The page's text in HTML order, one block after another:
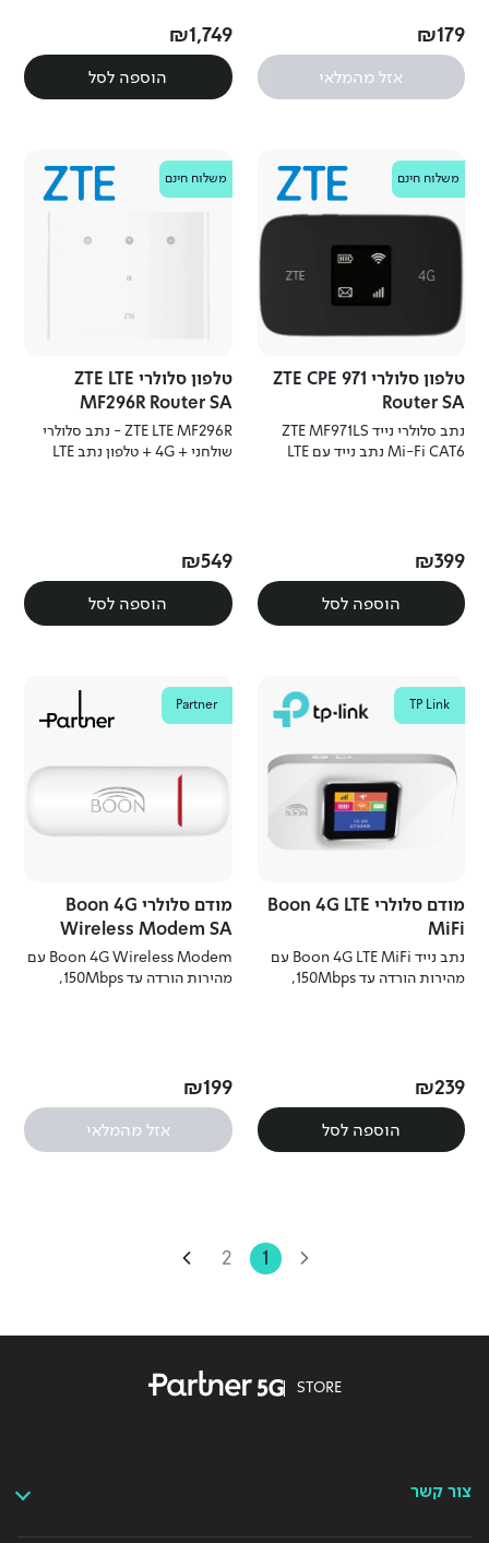
₪179
אזל מהמלאי
₪1 ,749
הוספה לסל
ZTE
משלוח חינם
טלפון סלולרי ZTE CPE 971
Router SA
נתב סלולרי נייד ZTE MF971LS
Mi-Fi CAT6 נתב נייד עם LTE
₪399
הוספה לסל
ZTE
משלוח חינם
טלפון סלולרי ZTE LTE
MF296R Router SA
ZTE LTE MF296R - נתב סלולרי
שולחני + 4G + טלפון נתב LTE
₪549
הוספה לסל
TP Link
מודם סלולרי Boon 4G LTE
MiFi
נתב נייד Boon 4G LTE MiFi עם
מהירות הורדה עד 150Mbps,
₪239
הוספה לסל
Partner
מודם סלולרי Boon 4G
Wireless Modem SA
Boon 4G Wireless Modem עם
מהירות הורדה עד 150Mbps,
₪199
אזל מהמלאי
1
2
STORE
צור קשר